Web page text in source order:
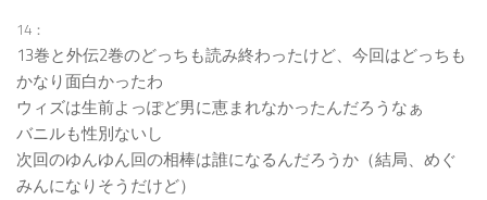
14：
13巻と外伝2巻のどっちも読み終わったけど、今回はどっちも
かなり面白かったわ
ウィズは生前よっぽど男に恵まれなかったんだろうなぁ
バニルも性別ないし
次回のゆんゆん回の相棒は誰になるんだろうか（結局、めぐ
みんになりそうだけど）